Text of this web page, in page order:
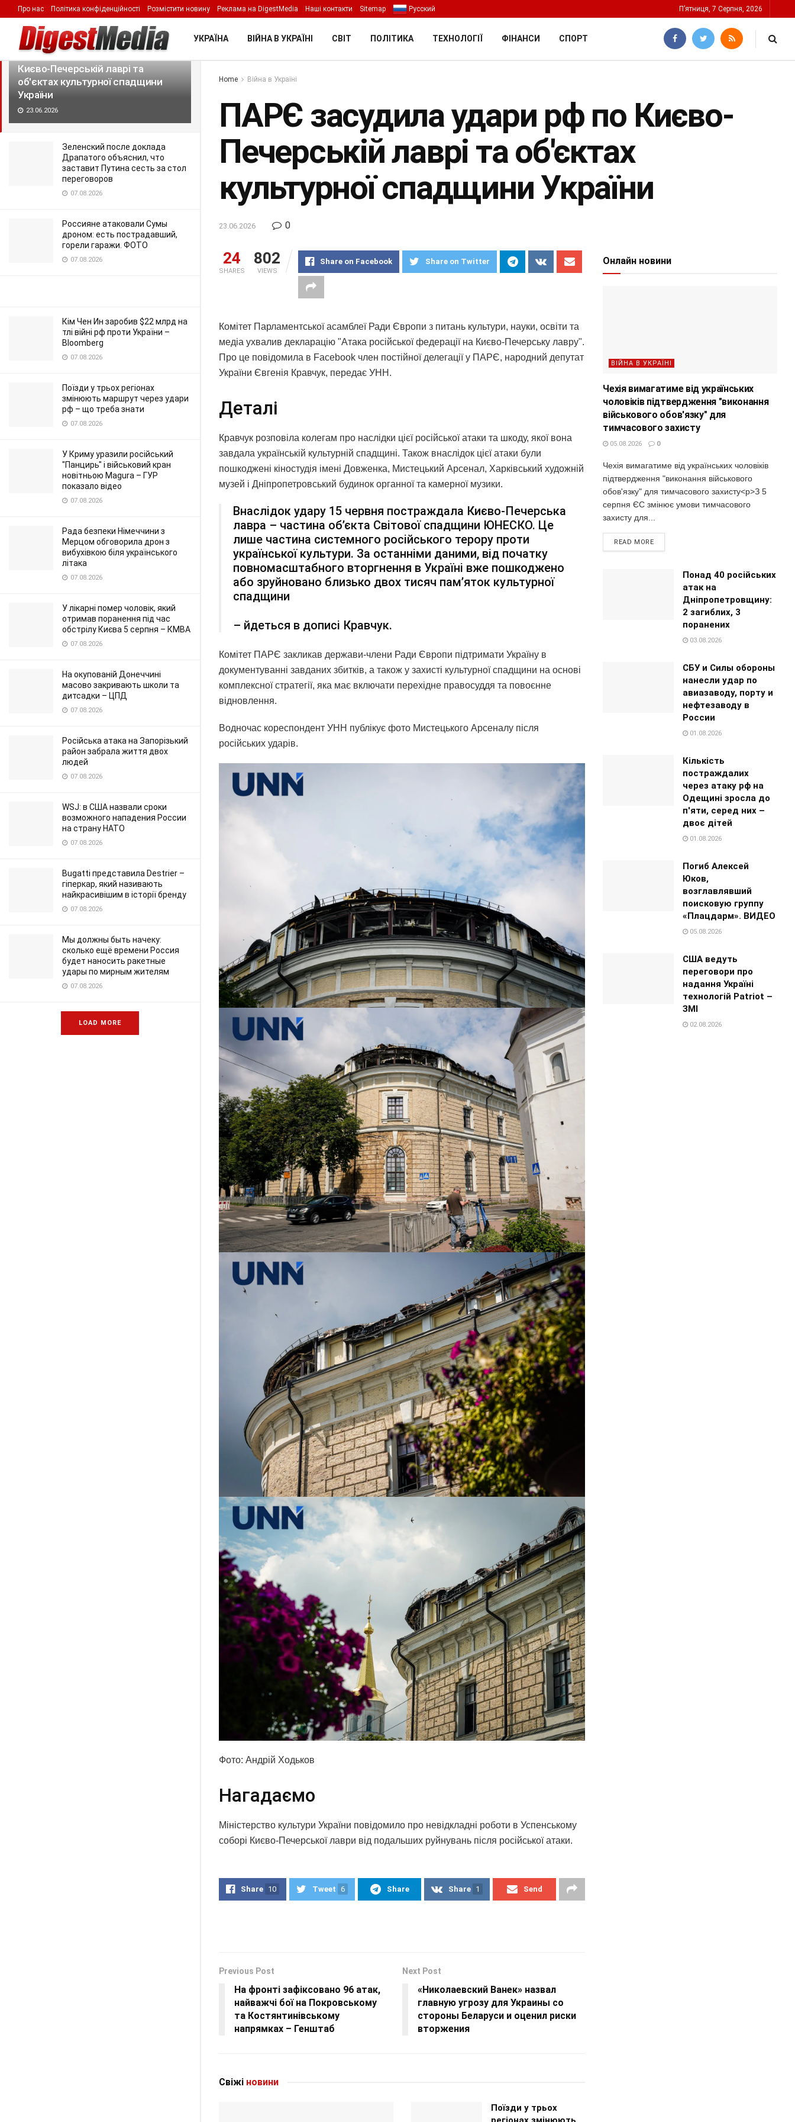
LATEST TRENDING Filter
ПАРЄ засудила удари рф по
Києво-Печерській лаврі та
об'єктах культурної спадщини
України
23.06.2026
Зеленский после доклада
Драпатого объяснил, что
заставит Путина сесть за стол
переговоров
07.08.2026
Россияне атаковали Сумы
дроном: есть пострадавший,
горели гаражи. ФОТО
07.08.2026
Кім Чен Ин заробив $22 млрд на
тлі війні рф проти України –
Bloomberg
07.08.2026
Поїзди у трьох регіонах
змінюють маршрут через удари
рф – що треба знати
07.08.2026
У Криму уразили російський
"Панцирь" і військовий кран
новітньою Magura – ГУР
показало відео
07.08.2026
Рада безпеки Німеччини з
Мерцом обговорила дрон з
вибухівкою біля українського
літака
07.08.2026
У лікарні помер чоловік, який
отримав поранення під час
обстрілу Києва 5 серпня – КМВА
07.08.2026
На окупованій Донеччині
масово закривають школи та
дитсадки – ЦПД
07.08.2026
Російська атака на Запорізький
район забрала життя двох
людей
07.08.2026
WSJ: в США назвали сроки
возможного нападения России
на страну НАТО
07.08.2026
Bugatti представила Destrier –
гіперкар, який називають
найкрасивішим в історії бренду
07.08.2026
Мы должны быть начеку:
сколько ещё времени Россия
будет наносить ракетные
удары по мирным жителям
07.08.2026
LOAD MORE
Про нас Політика конфіденційності Розмістити новину Реклама на DigestMedia Наші контакти Sitemap Русский П’ятниця, 7 Серпня, 2026
УКРАЇНА ВІЙНА В УКРАЇНІ СВІТ ПОЛІТИКА ТЕХНОЛОГІЇ ФІНАНСИ СПОРТ
Home Війна в Україні
ПАРЄ засудила удари рф по Києво-
Печерській лаврі та об'єктах
культурної спадщини України
23.06.2026 0
24
SHARES
802
VIEWS
Share on Facebook Share on Twitter
Комітет Парламентської асамблеї Ради Європи з питань культури, науки, освіти та
медіа ухвалив декларацію "Атака російської федерації на Києво-Печерську лавру".
Про це повідомила в Facebook член постійної делегації у ПАРЄ, народний депутат
України Євгенія Кравчук, передає УНН.
Деталі
Кравчук розповіла колегам про наслідки цієї російської атаки та шкоду, якої вона
завдала українській культурній спадщині. Також внаслідок цієї атаки були
пошкоджені кіностудія імені Довженка, Мистецький Арсенал, Харківський художній
музей і Дніпропетровський будинок органної та камерної музики.
Внаслідок удару 15 червня постраждала Києво-Печерська
лавра – частина об’єкта Світової спадщини ЮНЕСКО. Це
лише частина системного російського терору проти
української культури. За останніми даними, від початку
повномасштабного вторгнення в Україні вже пошкоджено
або зруйновано близько двох тисяч пам’яток культурної
спадщини
– йдеться в дописі Кравчук.
Комітет ПАРЄ закликав держави-члени Ради Європи підтримати Україну в
документуванні завданих збитків, а також у захисті культурної спадщини на основі
комплексної стратегії, яка має включати перехідне правосуддя та повоєнне
відновлення.
Водночас кореспондент УНН публікує фото Мистецького Арсеналу після
російських ударів.
Фото: Андрій Ходьков
Нагадаємо
Міністерство культури України повідомило про невідкладні роботи в Успенському
соборі Києво-Печерської лаври від подальших руйнувань після російської атаки.
Share 10 Tweet 6 Share Share 1 Send
Previous Post
На фронті зафіксовано 96 атак,
найважчі бої на Покровському
та Костянтинівському
напрямках – Генштаб
Next Post
«Николаевский Ванек» назвал
главную угрозу для Украины со
стороны Беларуси и оценил риски
вторжения
Свіжі новини
Поїзди у трьох
Онлайн новини
ВІЙНА В УКРАЇНІ
Чехія вимагатиме від українських
чоловіків підтвердження "виконання
військового обов'язку" для
тимчасового захисту
05.08.2026 0
Чехія вимагатиме від українських чоловіків
підтвердження "виконання військового
обов'язку" для тимчасового захисту<p>З 5
серпня ЄС змінює умови тимчасового
захисту для...
READ MORE
Понад 40 російських
атак на
Дніпропетровщину:
2 загиблих, 3
поранених
03.08.2026
СБУ и Силы обороны
нанесли удар по
авиазаводу, порту и
нефтезаводу в
России
01.08.2026
Кількість
постраждалих
через атаку рф на
Одещині зросла до
п'яти, серед них –
двоє дітей
01.08.2026
Погиб Алексей
Юков,
возглавлявший
поисковую группу
«Плацдарм». ВИДЕО
05.08.2026
США ведуть
переговори про
надання Україні
технологій Patriot –
ЗМІ
02.08.2026